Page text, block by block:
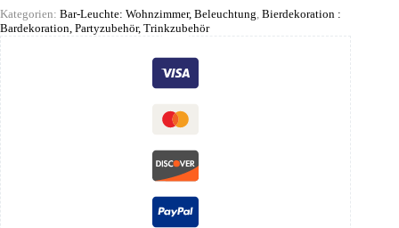
Kategorien: Bar-Leuchte: Wohnzimmer, Beleuchtung Bierdekoration :
Bardekoration, Partyzubehör, Trinkzubehör